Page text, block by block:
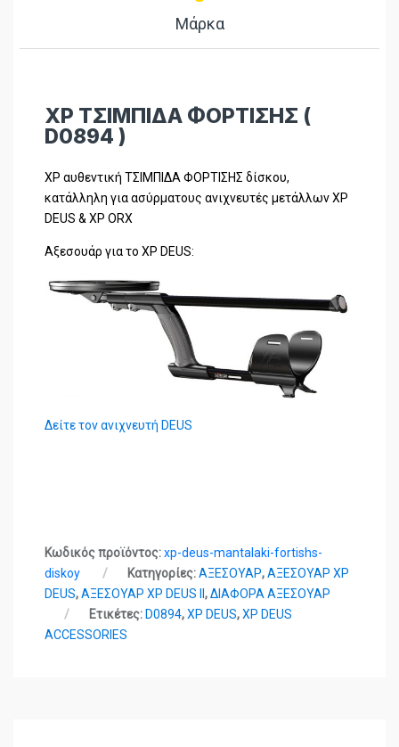
Μάρκα
XP ΤΣΙΜΠΙΔΑ ΦΟΡΤΙΣΗΣ (
D0894 )
XP αυθεντική ΤΣΙΜΠΙΔΑ ΦΟΡΤΙΣΗΣ δίσκου,
κατάλληλη για ασύρματους ανιχνευτές μετάλλων XP
DEUS & XP ORX
Αξεσουάρ για το XP DEUS:
Δείτε τον ανιχνευτή DEUS
Κωδικός προϊόντος:xp-deus-mantalaki-fortishs-
diskoy
Κατηγορίες:ΑΞΕΣΟΥΑΡ,ΑΞΕΣΟΥΑΡ XP
DEUS,ΑΞΕΣΟΥΑΡ XP DEUS II ,ΔΙΑΦΟΡΑ ΑΞΕΣΟΥΑΡ
Ετικέτες: D0894,XP DEUS,XP DEUS
ACCESSORIES